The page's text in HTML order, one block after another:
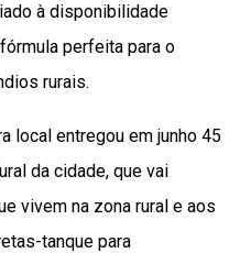
à disponibilidade
perfeita para o
rurais.
local entregou em junho 45
da cidade, que vai
vivem na zona rural e aos
tanque para